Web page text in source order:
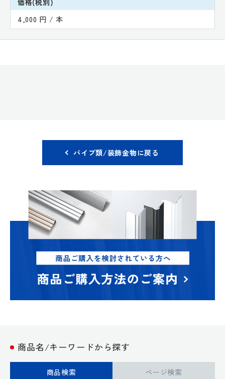
4,000 円 / 本
パイプ類/装飾金物に戻る
商品名/キーワードから探す
商品検索 ページ検索